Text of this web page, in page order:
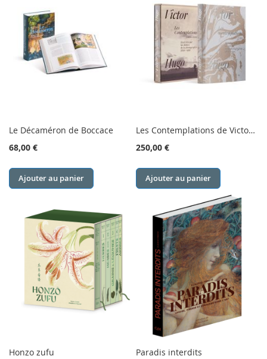
Le Décaméron de Boccace
68,00 €
Ajouter au panier
Les Contemplations de Victor Hugo
250,00 €
Ajouter au panier
Honzo zufu
Paradis interdits